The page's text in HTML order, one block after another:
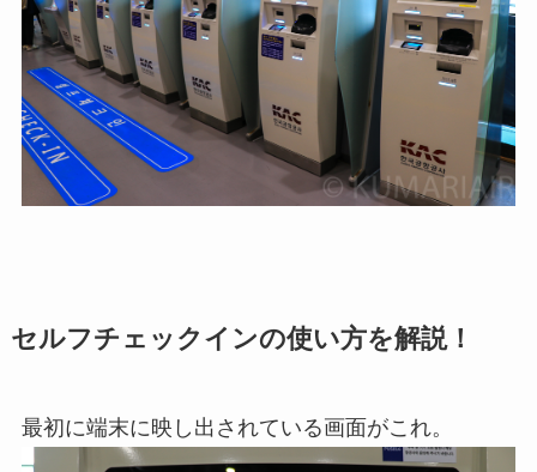
セルフチェックインの使い方を解説！
最初に端末に映し出されている画面がこれ。